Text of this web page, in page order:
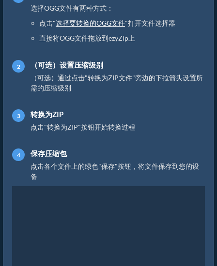
选择OGG文件有两种方式：
点击"选择要转换的OGG文件"打开文件选择器
直接将OGG文件拖放到ezyZip上
（可选）设置压缩级别
（可选）通过点击"转换为ZIP文件"旁边的下拉箭头设置所
需的压缩级别
转换为ZIP
点击"转换为ZIP"按钮开始转换过程
保存压缩包
点击各个文件上的绿色"保存"按钮，将文件保存到您的设
备